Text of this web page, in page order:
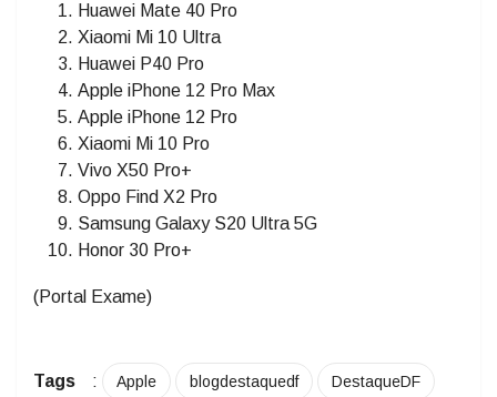
Huawei Mate 40 Pro
Xiaomi Mi 10 Ultra
Huawei P40 Pro
Apple iPhone 12 Pro Max
Apple iPhone 12 Pro
Xiaomi Mi 10 Pro
Vivo X50 Pro+
Oppo Find X2 Pro
Samsung Galaxy S20 Ultra 5G
Honor 30 Pro+
(Portal Exame)
Tags : Apple blogdestaquedf DestaqueDF